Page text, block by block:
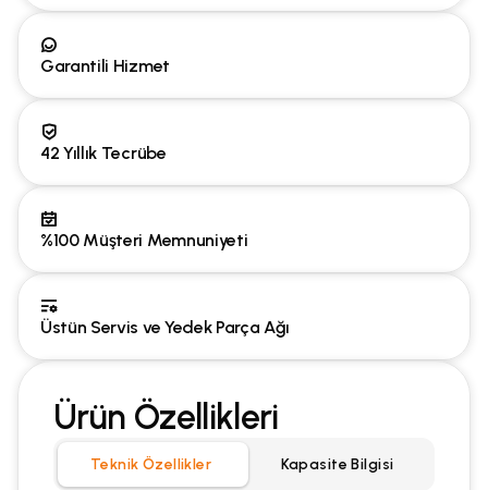
Garantili Hizmet
42 Yıllık Tecrübe
%100 Müşteri Memnuniyeti
Üstün Servis ve Yedek Parça Ağı
Ürün Özellikleri
Teknik Özellikler Kapasite Bilgisi